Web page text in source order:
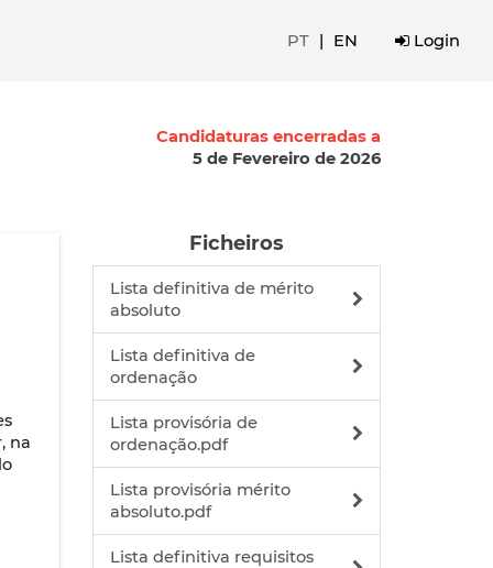
PT | EN Login
Candidaturas encerradas a
5 de Fevereiro de 2026
na
Ficheiros
Lista definitiva de mérito
absoluto
Lista definitiva de
ordenação
Lista provisória de
ordenação.pdf
Lista provisória mérito
absoluto.pdf
Lista definitiva requisitos